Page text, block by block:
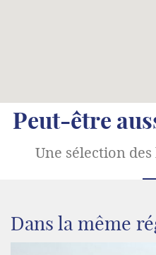
Peut-être
Une sélection
Dans la même